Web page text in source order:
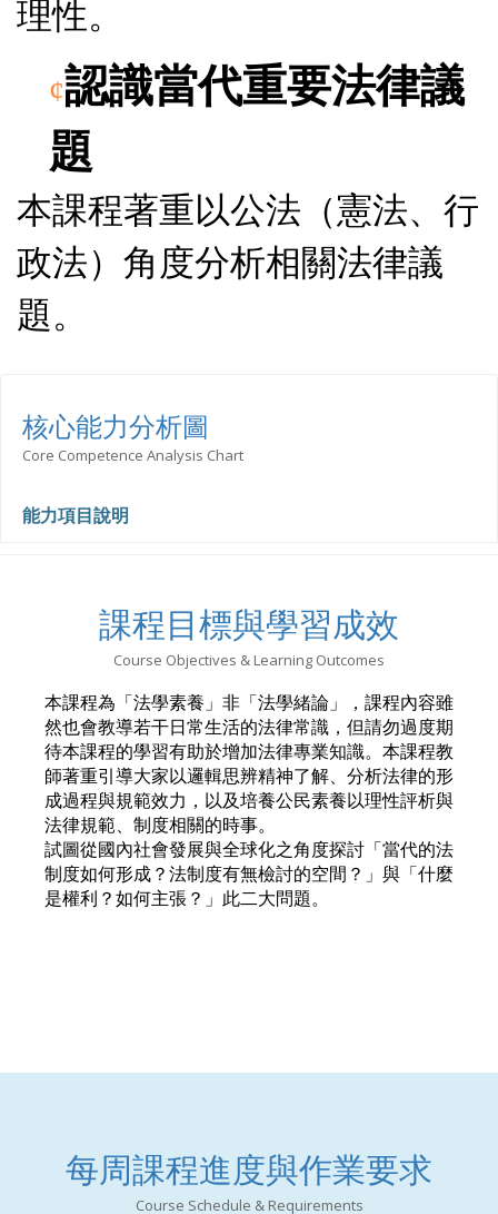
理性。
¢認識當代重要法律議
題
本課程著重以公法（憲法、行
政法）角度分析相關法律議
題。
核心能力分析圖
Core Competence Analysis Chart
能力項目說明
課程目標與學習成效
Course Objectives & Learning Outcomes
本課程為「法學素養」非「法學緒論」，課程內容雖
然也會教導若干日常生活的法律常識，但請勿過度期
待本課程的學習有助於增加法律專業知識。本課程教
師著重引導大家以邏輯思辨精神了解、分析法律的形
成過程與規範效力，以及培養公民素養以理性評析與
法律規範、制度相關的時事。
試圖從國內社會發展與全球化之角度探討「當代的法
制度如何形成？法制度有無檢討的空間？」與「什麼
是權利？如何主張？」此二大問題。
每周課程進度與作業要求
Course Schedule & Requirements